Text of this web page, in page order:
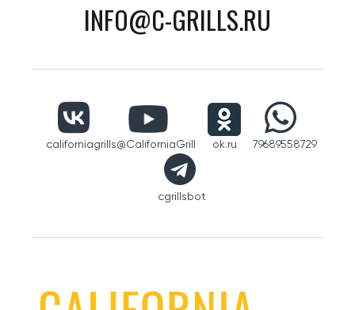
INFO@C-GRILLS.RU
californiagrills@CaliforniaGrill ok.ru 79689558729
cgrillsbot